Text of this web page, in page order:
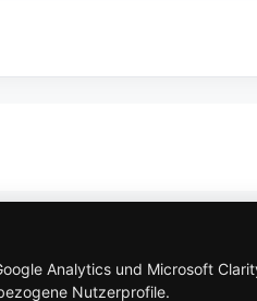
Analytics und Microsoft
Nutzerprofile.